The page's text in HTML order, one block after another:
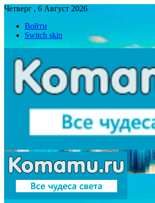
Четверг , 6 Август 2026
Войти
Switch skin